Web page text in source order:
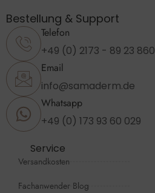
Bestellung & Support
Telefon
+49 (0) 2173 - 89 23 860
Email
info@samaderm.de
Whatsapp
+49 (0) 173 93 60 029
Service
Versandkosten
Fachanwender Blog